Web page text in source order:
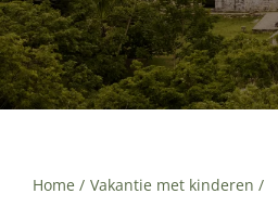
Home
Vakantie met kinderen